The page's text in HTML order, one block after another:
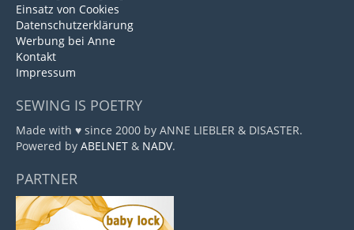
Einsatz von Cookies
Datenschutzerklärung
Werbung bei Anne
Kontakt
Impressum
SEWING IS POETRY
Made with ♥ since 2000 by ANNE LIEBLER & DISASTER.
Powered by ABELNET & NADV.
PARTNER